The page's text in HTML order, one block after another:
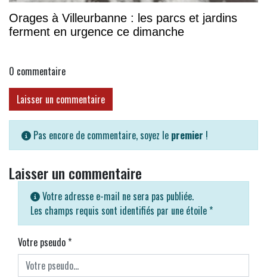
Orages à Villeurbanne : les parcs et jardins
ferment en urgence ce dimanche
0 commentaire
Laisser un commentaire
Pas encore de commentaire, soyez le premier !
Laisser un commentaire
Votre adresse e-mail ne sera pas publiée.
Les champs requis sont identifiés par une étoile *
Votre pseudo*